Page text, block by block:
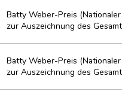
Batty Weber-Preis
zur Auszeichnung des
Batty Weber-Preis
zur Auszeichnung des